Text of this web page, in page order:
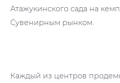
Атажукинского сада на
Сувенирным рынком.
Каждый из центров